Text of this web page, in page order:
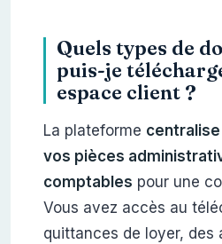
Quels types de
puis-je
espace client ?
La plateforme centralise
vos pièces
comptables pour une
Vous avez accès au
quittances de loyer, des